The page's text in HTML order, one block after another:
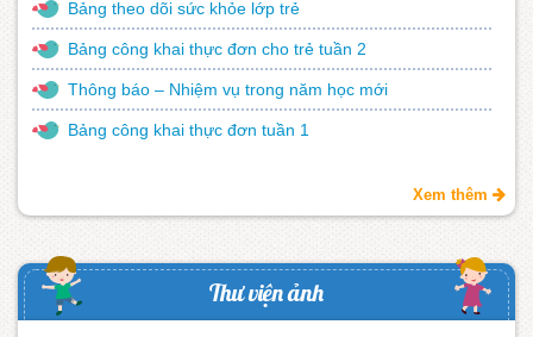
Bảng theo dõi sức khỏe lớp trẻ
Bảng công khai thực đơn cho trẻ tuần 2
Thông báo – Nhiệm vụ trong năm học mới
Bảng công khai thực đơn tuần 1
Xem thêm
Thư viện ảnh